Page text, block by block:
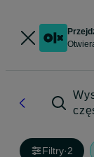
Filtry·2